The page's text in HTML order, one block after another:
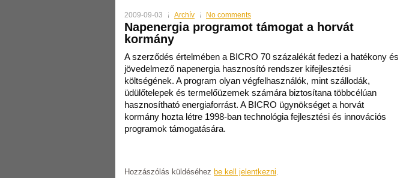
2009-09-03 Archív No comments
Napenergia programot támogat a horvát
kormány
A szerződés értelmében a BICRO 70 százalékát fedezi a hatékony és
jövedelmező napenergia hasznosító rendszer kifejlesztési
költségének. A program olyan végfelhasználók, mint szállodák,
üdülőtelepek és termelőüzemek számára biztosítana többcélúan
hasznosítható energiaforrást. A BICRO ügynökséget a horvát
kormány hozta létre 1998-ban technológia fejlesztési és innovációs
programok támogatására.
Hozzászólás küldéséhez be kell jelentkezni.